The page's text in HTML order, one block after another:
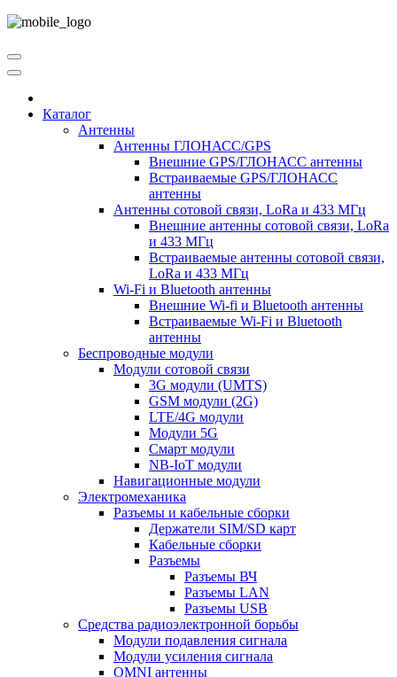
Каталог
Антенны
Антенны ГЛОНАСС/GPS
Внешние GPS/ГЛОНАСС антенны
Встраиваемые GPS/ГЛОНАСС
антенны
Антенны сотовой связи, LoRa и 433 МГц
Внешние антенны сотовой связи, LoRa
и 433 МГц
Встраиваемые антенны сотовой связи,
LoRa и 433 МГц
Wi-Fi и Bluetooth антенны
Внешние Wi-fi и Bluetooth антенны
Встраиваемые Wi-Fi и Bluetooth
антенны
Беспроводные модули
Модули сотовой связи
3G модули (UMTS)
GSM модули (2G)
LTE/4G модули
Модули 5G
Смарт модули
NB-IoT модули
Навигационные модули
Электромеханика
Разъемы и кабельные сборки
Держатели SIM/SD карт
Кабельные сборки
Разъемы
Разъемы ВЧ
Разъемы LAN
Разъемы USB
Средства радиоэлектронной борьбы
Модули подавления сигнала
Модули усиления сигнала
OMNI антенны